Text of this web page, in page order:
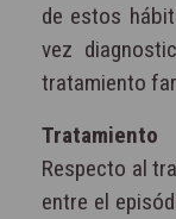
de estos
vez
tratamiento
Tratamiento
Respecto al
entre el